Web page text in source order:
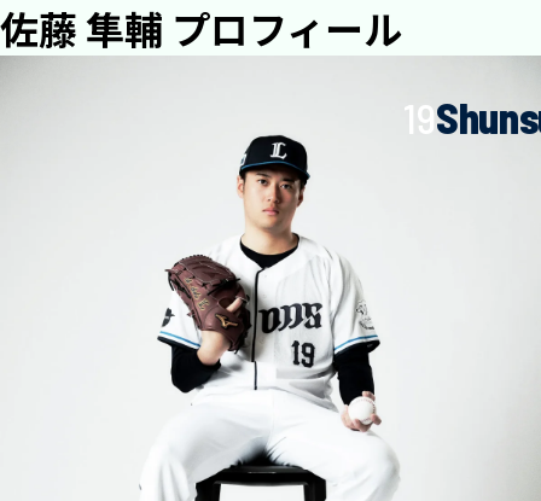
佐藤 隼輔 プロフィール
19